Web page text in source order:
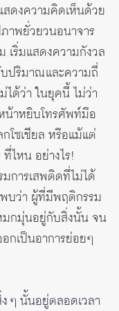
สดงความคิดเห็นด้วย
าพยั่วยวนอนาจาร
เริ่มแสดงความกังวล
บปริมาณและความถี่
ม่ได้ว่า ในยุคนี้ ไม่ว่า
น้าหยิบโทรศัพท์มือ
โซเชียล หรือแม้แต่
ไหน อย่างไร!
การเสพติดที่ไม่ได้
พบว่า ผู้ที่มีพฤติกรรม
มกมุ่นอยู่กับสิ่งนั้น จน
กเป็นอาการย่อยๆ
ๆ นั้นอยู่ตลอดเวลา